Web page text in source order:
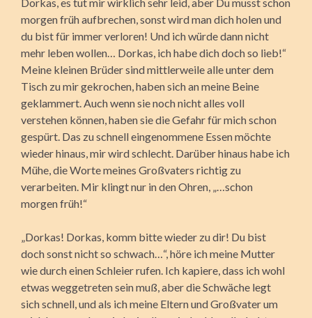
morgen früh aufbrechen, sonst wird man dich holen und
du bist für immer verloren! Und ich würde dann nicht
mehr leben wollen… Dorkas, ich habe dich doch so lieb!“
Meine kleinen Brüder sind mittlerweile alle unter dem
Tisch zu mir gekrochen, haben sich an meine Beine
geklammert. Auch wenn sie noch nicht alles voll
verstehen können, haben sie die Gefahr für mich schon
gespürt. Das zu schnell eingenommene Essen möchte
wieder hinaus, mir wird schlecht. Darüber hinaus habe ich
Mühe, die Worte meines Großvaters richtig zu
verarbeiten. Mir klingt nur in den Ohren, „…schon
morgen früh!“
„Dorkas! Dorkas, komm bitte wieder zu dir! Du bist
doch sonst nicht so schwach…“, höre ich meine Mutter
wie durch einen Schleier rufen. Ich kapiere, dass ich wohl
etwas weggetreten sein muß, aber die Schwäche legt
sich schnell, und als ich meine Eltern und Großvater um